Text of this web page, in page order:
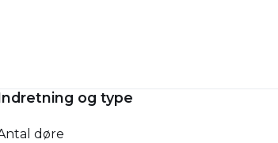
og type
døre